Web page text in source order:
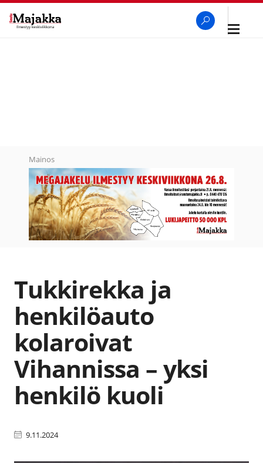
Avaa
Mainos
Tukkirekka ja
henkilöauto
kolaroivat
Vihannissa – yksi
henkilö kuoli
9.11.2024